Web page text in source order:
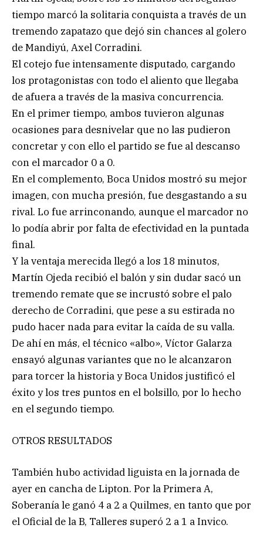
tiempo marcó la solitaria conquista a través de un
tremendo zapatazo que dejó sin chances al golero
de Mandiyú, Axel Corradini.
El cotejo fue intensamente disputado, cargando
los protagonistas con todo el aliento que llegaba
de afuera a través de la masiva concurrencia.
En el primer tiempo, ambos tuvieron algunas
ocasiones para desnivelar que no las pudieron
concretar y con ello el partido se fue al descanso
con el marcador 0 a 0.
En el complemento, Boca Unidos mostró su mejor
imagen, con mucha presión, fue desgastando a su
rival. Lo fue arrinconando, aunque el marcador no
lo podía abrir por falta de efectividad en la puntada
final.
Y la ventaja merecida llegó a los 18 minutos,
Martín Ojeda recibió el balón y sin dudar sacó un
tremendo remate que se incrustó sobre el palo
derecho de Corradini, que pese a su estirada no
pudo hacer nada para evitar la caída de su valla.
De ahí en más, el técnico «albo», Víctor Galarza
ensayó algunas variantes que no le alcanzaron
para torcer la historia y Boca Unidos justificó el
éxito y los tres puntos en el bolsillo, por lo hecho
en el segundo tiempo.
OTROS RESULTADOS
También hubo actividad liguista en la jornada de
ayer en cancha de Lipton. Por la Primera A,
Soberanía le ganó 4 a 2 a Quilmes, en tanto que por
el Oficial de la B, Talleres superó 2 a 1 a Invico.